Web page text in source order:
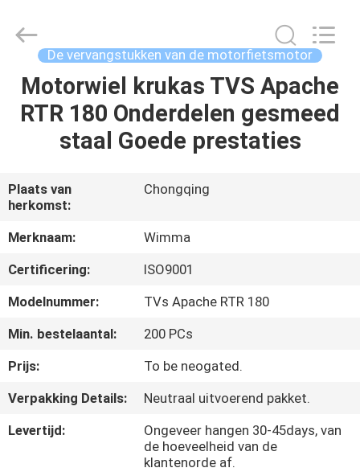
THUIS
PRODUCTEN
VIDEO'S
OVER
ONS
KWALITEITSCONTROLE
NIEUWS
Spare
Parts
Reserved.
De vervangstukken van de motorfietsmotor
Motorwiel krukas TVS Apache
RTR 180 Onderdelen gesmeed
staal Goede prestaties
Plaats van
herkomst:
Chongqing
Merknaam:
Wimma
Certificering:
ISO9001
Modelnummer:
TVs Apache RTR 180
Min. bestelaantal:
200 PCs
Prijs:
To be neogated.
Verpakking Details:
Neutraal uitvoerend pakket.
Levertijd:
Ongeveer hangen 30-45days, van
de hoeveelheid van de
klantenorde af.